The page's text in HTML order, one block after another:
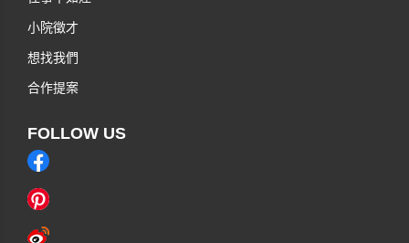
小院徵才
想找我們
合作提案
FOLLOW US